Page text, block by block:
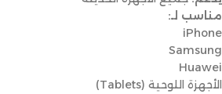
مناسب لـ:
iPhone
Samsung
Huawei
الأجهزة اللوحية (Tablets)